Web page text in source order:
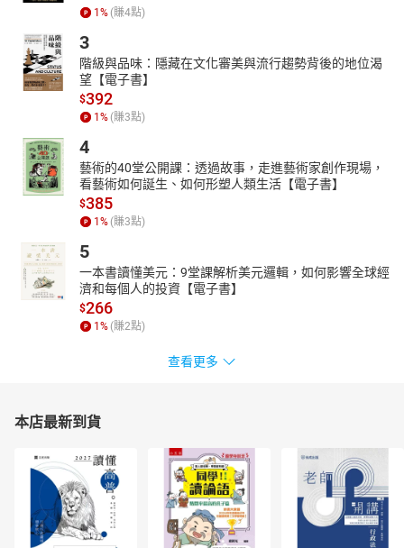
1% (賺4點)
3
階級與品味：隱藏在文化審美與流行趨勢背後的地位渴
望【電子書】
$392
1% (賺3點)
4
藝術的40堂公開課：透過故事，走進藝術家創作現場，
看藝術如何誕生、如何形塑人類生活【電子書】
$385
1% (賺3點)
5
一本書讀懂美元：9堂課解析美元邏輯，如何影響全球經
濟和每個人的投資【電子書】
$266
1% (賺2點)
查看更多
本店最新到貨